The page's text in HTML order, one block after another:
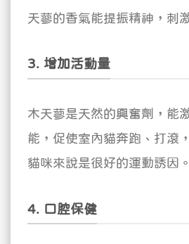
天蓼的香氣能提振精神，刺
3. 增加活動量
木天蓼是天然的興奮劑，能
能，促使室內貓奔跑、打滾
貓咪來說是很好的運動誘因。
4. 口腔保健